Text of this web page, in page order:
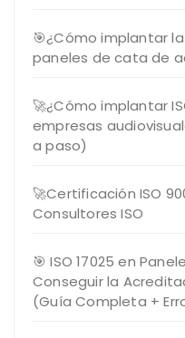
🎯¿Cómo implantar
paneles de cata de
🚀¿Cómo implantar
empresas
a paso)
🚀Certificación ISO
Consultores ISO
🎯 ISO 17025 en
Conseguir la
(Guía Completa +